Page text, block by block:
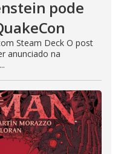
pode
Steam Deck O post
anunciado na